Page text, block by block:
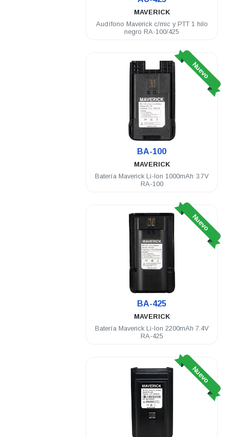
MAVERICK
Audífono Maverick c/mic y PTT 1 hilo
negro RA-100/425
Nuevo
BA-100
MAVERICK
Batería Maverick Li-Ion 1000mAh 3.7V
RA-100
Nuevo
BA-425
MAVERICK
Batería Maverick Li-Ion 2200mAh 7.4V
RA-425
Nuevo